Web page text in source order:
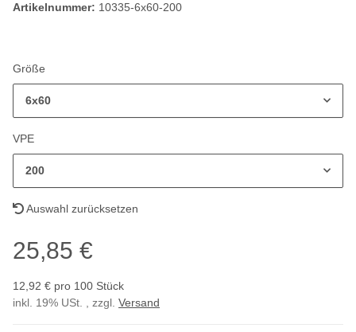
Artikelnummer: 10335-6x60-200
Größe
6x60
VPE
200
Auswahl zurücksetzen
25,85 €
12,92 € pro 100 Stück
inkl. 19% USt. , zzgl. Versand